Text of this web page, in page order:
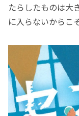
たらしたものは大
に入らないからこ